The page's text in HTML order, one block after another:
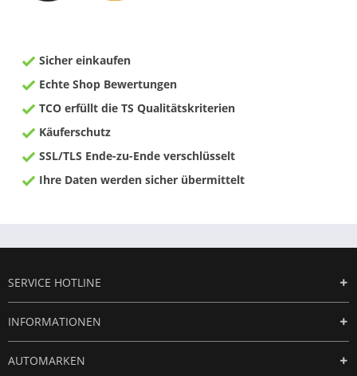
Sicher einkaufen
Echte Shop Bewertungen
TCO erfüllt die TS Qualitätskriterien
Käuferschutz
SSL/TLS Ende-zu-Ende verschlüsselt
Ihre Daten werden sicher übermittelt
SERVICE HOTLINE
INFORMATIONEN
AUTOMARKEN